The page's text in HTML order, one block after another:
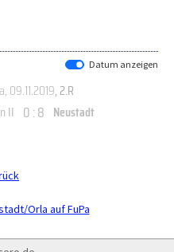
Datum anzeigen
09.11.2019, 2.R
II 0 : 8 Neustadt
Orla auf FuPa